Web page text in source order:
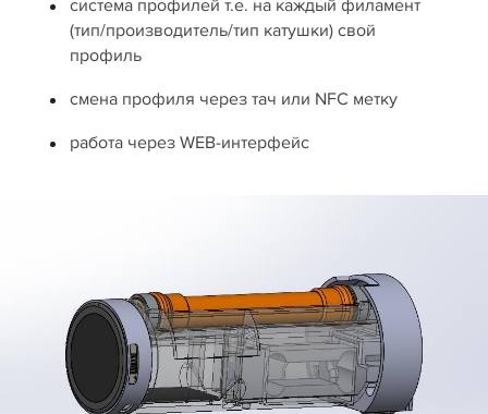
система профилей т.е. на каждый филамент
(тип/производитель/тип катушки) свой
профиль
смена профиля через тач или NFC метку
работа через WEB-интерфейс